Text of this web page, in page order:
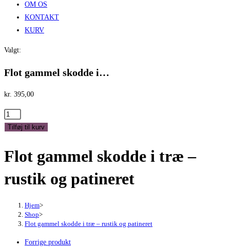
OM OS
KONTAKT
KURV
Valgt:
Flot gammel skodde i…
kr. 395,00
Flot
gammel
i
-
patineret
Tilføj til kurv
Flot gammel skodde i træ –
rustik og patineret
Hjem>
Shop>
Flot gammel skodde i træ – rustik og patineret
Forrige produkt